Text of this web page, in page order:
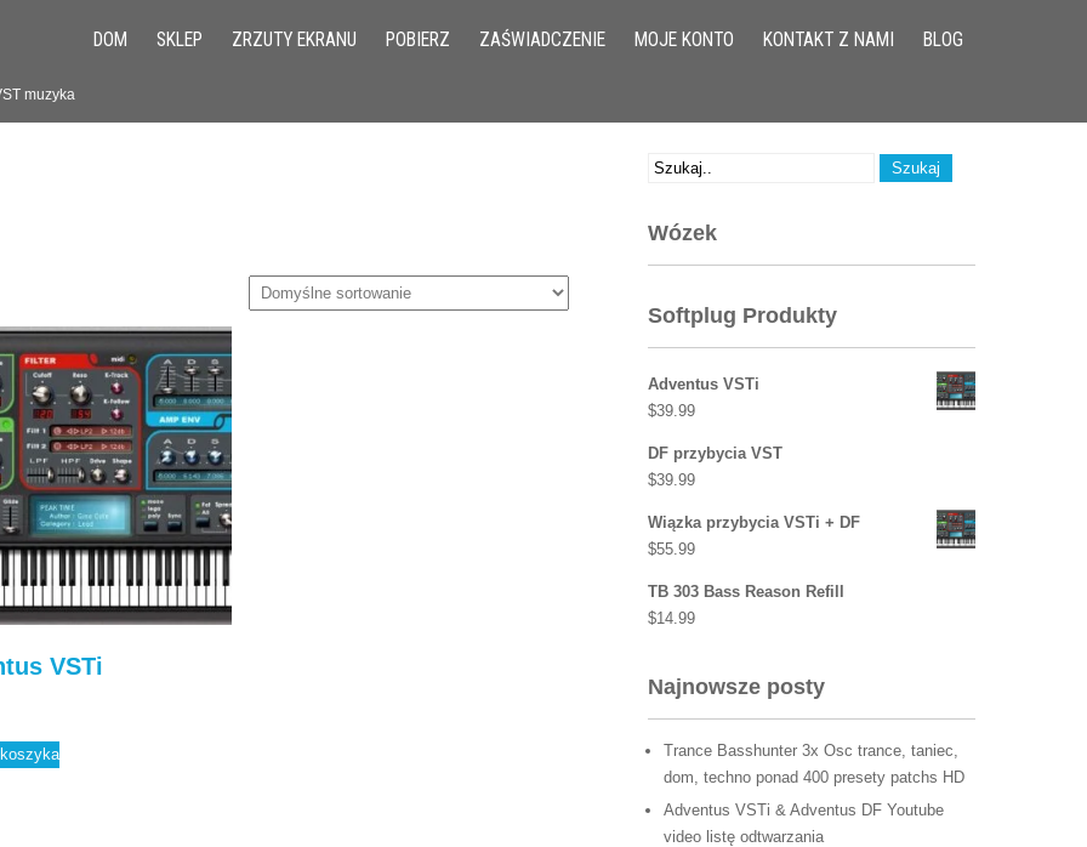
muzyka
DOM SKLEP ZRZUTY EKRANU POBIERZ ZAŚWIADCZENIE MOJE KONTO KONTAKT Z NAMI BLOG
VSTi
Wózek
Softplug Produkty
Adventus VSTi
$39.99
DF przybycia VST
$39.99
Wiązka przybycia VSTi + DF
$55.99
TB 303 Bass Reason Refill
$14.99
Najnowsze posty
Trance Basshunter 3x Osc trance, taniec,
dom, techno ponad 400 presety patchs HD
Adventus VSTi & Adventus DF Youtube
video listę odtwarzania